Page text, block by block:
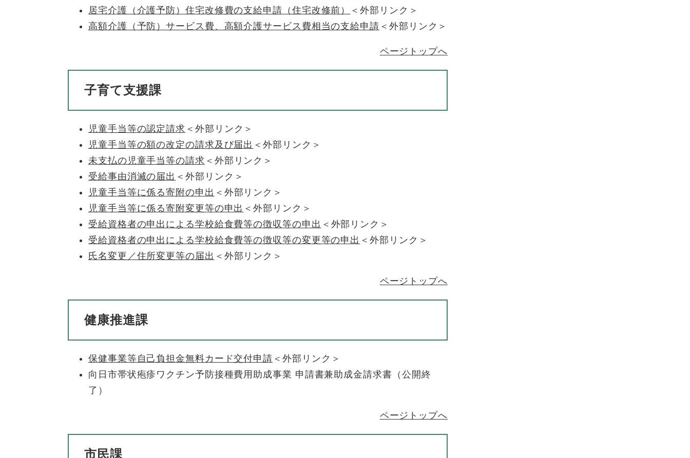
居宅介護（介護予防）住宅改修費の支給申請（住宅改修前）
＜外部リンク＞
高額介護（予防）サービス費、高額介護サービス費相当の支給申請 ＜外部リンク＞
ページトップへ
子育て支援課
児童手当等の認定請求 ＜外部リンク＞
児童手当等の額の改定の請求及び届出 ＜外部リンク＞
未支払の児童手当等の請求 ＜外部リンク＞
受給事由消滅の届出 ＜外部リンク＞
児童手当等に係る寄附の申出 ＜外部リンク＞
児童手当等に係る寄附変更等の申出 ＜外部リンク＞
受給資格者の申出による学校給食費等の徴収等の申出 ＜外部リンク＞
受給資格者の申出による学校給食費等の徴収等の変更等の申出 ＜外部リンク＞
氏名変更／住所変更等の届出 ＜外部リンク＞
ページトップへ
健康推進課
保健事業等自己負担金無料カード交付申請 ＜外部リンク＞
向日市帯状疱疹ワクチン予防接種費用助成事業 申請書兼助成金請求書（公開終
了）
ページトップへ
市民課